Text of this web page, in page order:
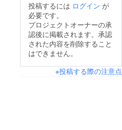
る日を迎えられたらと
思います…！！本年も
皆様が御健勝で御多幸
でありますよう心から
ご支援いただいた方
投稿するには ログイン が
必要です。
プロジェクトオーナーの承
認後に掲載されます。承認
された内容を削除すること
はできません。
※投稿する際の注意点